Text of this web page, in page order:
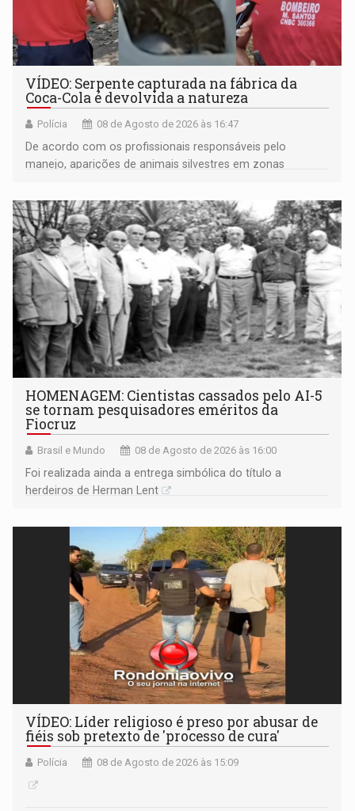
VÍDEO: Serpente capturada na fábrica da
Coca-Cola é devolvida a natureza
Polícia 08 de Agosto de 2026 às 16:47
De acordo com os profissionais responsáveis pelo
manejo, aparições de animais silvestres em zonas
HOMENAGEM: Cientistas cassados pelo AI-5
se tornam pesquisadores eméritos da
Fiocruz
Brasil e Mundo 08 de Agosto de 2026 às 16:00
Foi realizada ainda a entrega simbólica do título a
herdeiros de Herman Lent
VÍDEO: Líder religioso é preso por abusar de
fiéis sob pretexto de 'processo de cura'
Polícia 08 de Agosto de 2026 às 15:09